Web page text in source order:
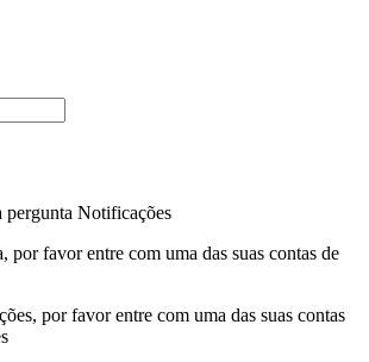
pergunta Notificações
por favor entre com uma das suas contas de
por favor entre com uma das suas contas